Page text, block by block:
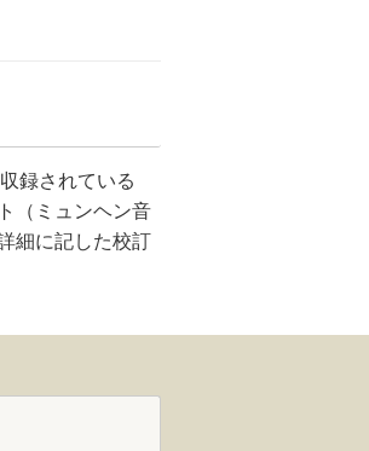
録されている
（ミュンヘン音
細に記した校訂